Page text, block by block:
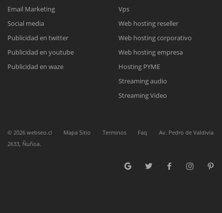
Reunión online
Nuestros ejecutivos le enviarán un correo electrónico con el enlace a
Meet para la reunión online.
Cotización
Complete el formulario y nos contactaremos a la brevedad.
Chat Online
para enviarnos un correo electrónico con sus datos personales.
Email Marketing
Social media
Publicidad en twitter
Publicidad en youtube
Publicidad en waze
Vps
Web hosting reseller
Web hosting corporativo
Web hosting empresa
Hosting PYME
Streaming audio
Streaming Video
© 2026 webseo.cl Mapa Sitio Terminos Faq
Av. Pedro de Valdivia
2633, Ñuñoa.